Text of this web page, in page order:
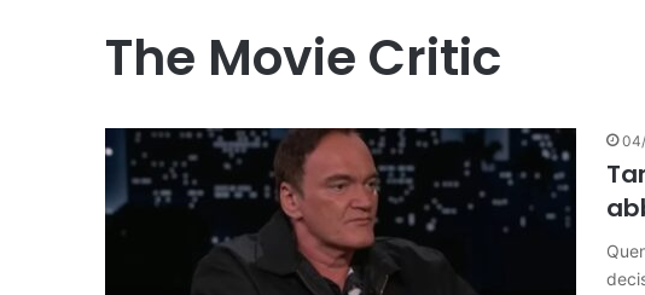
The Movie Critic